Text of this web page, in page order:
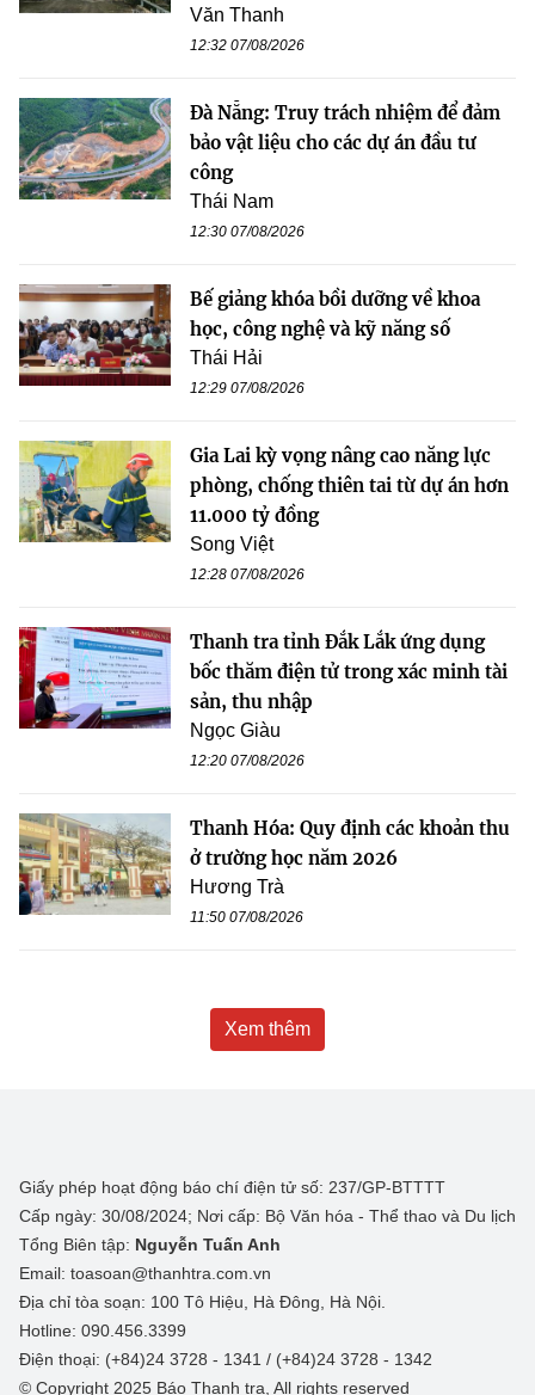
Văn Thanh
12:32 07/08/2026
Đà Nẵng: Truy trách nhiệm để đảm
bảo vật liệu cho các dự án đầu tư
công
Thái Nam
12:30 07/08/2026
Bế giảng khóa bồi dưỡng về khoa
học, công nghệ và kỹ năng số
Thái Hải
12:29 07/08/2026
Gia Lai kỳ vọng nâng cao năng lực
phòng, chống thiên tai từ dự án hơn
11.000 tỷ đồng
Song Việt
12:28 07/08/2026
Thanh tra tỉnh Đắk Lắk ứng dụng
bốc thăm điện tử trong xác minh tài
sản, thu nhập
Ngọc Giàu
12:20 07/08/2026
Thanh Hóa: Quy định các khoản thu
ở trường học năm 2026
Hương Trà
11:50 07/08/2026
Xem thêm
Giấy phép hoạt động báo chí điện tử số: 237/GP-BTTTT
Cấp ngày: 30/08/2024; Nơi cấp: Bộ Văn hóa - Thể thao và Du lịch
Tổng Biên tập: Nguyễn Tuấn Anh
Email: toasoan@thanhtra.com.vn
Địa chỉ tòa soạn: 100 Tô Hiệu, Hà Đông, Hà Nội.
Hotline: 090.456.3399
Điện thoại: (+84)24 3728 - 1341 / (+84)24 3728 - 1342
© Copyright 2025 Báo Thanh tra, All rights reserved